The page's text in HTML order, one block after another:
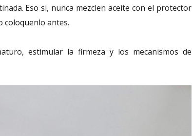
Eso si, nunca mezclen aceite con el protector
coloquenlo antes.
estimular la firmeza y los mecanismos de